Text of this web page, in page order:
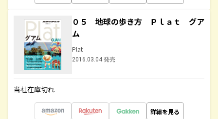
０５ 地球の歩き方 Ｐｌａｔ グア
ム
Plat
2016.03.04 発売
当社在庫切れ
詳細を見る